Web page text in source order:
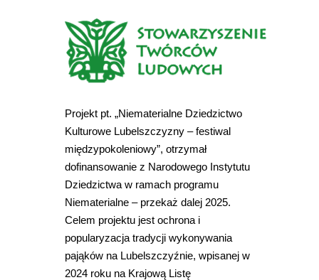
Projekt pt. „Niematerialne Dziedzictwo
Kulturowe Lubelszczyzny – festiwal
międzypokoleniowy”, otrzymał
dofinansowanie z Narodowego Instytutu
Dziedzictwa w ramach programu
Niematerialne – przekaż dalej 2025.
Celem projektu jest ochrona i
popularyzacja tradycji wykonywania
pająków na Lubelszczyźnie, wpisanej w
2024 roku na Krajową Listę